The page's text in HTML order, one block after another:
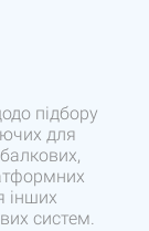
підбору
для
інших
систем.